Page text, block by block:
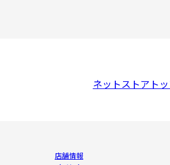
ネットストアト
店舗情報